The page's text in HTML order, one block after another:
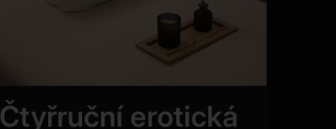
Čtyřruční erotická